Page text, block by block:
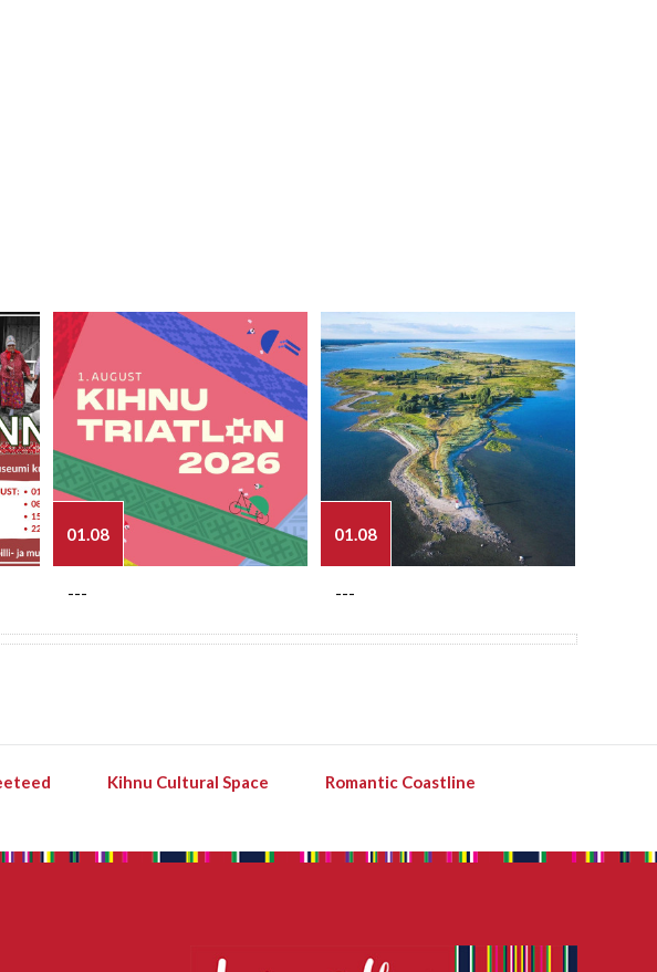
01.08
---
01.08
---
Kihnu Cultural Space
Romantic Coastline